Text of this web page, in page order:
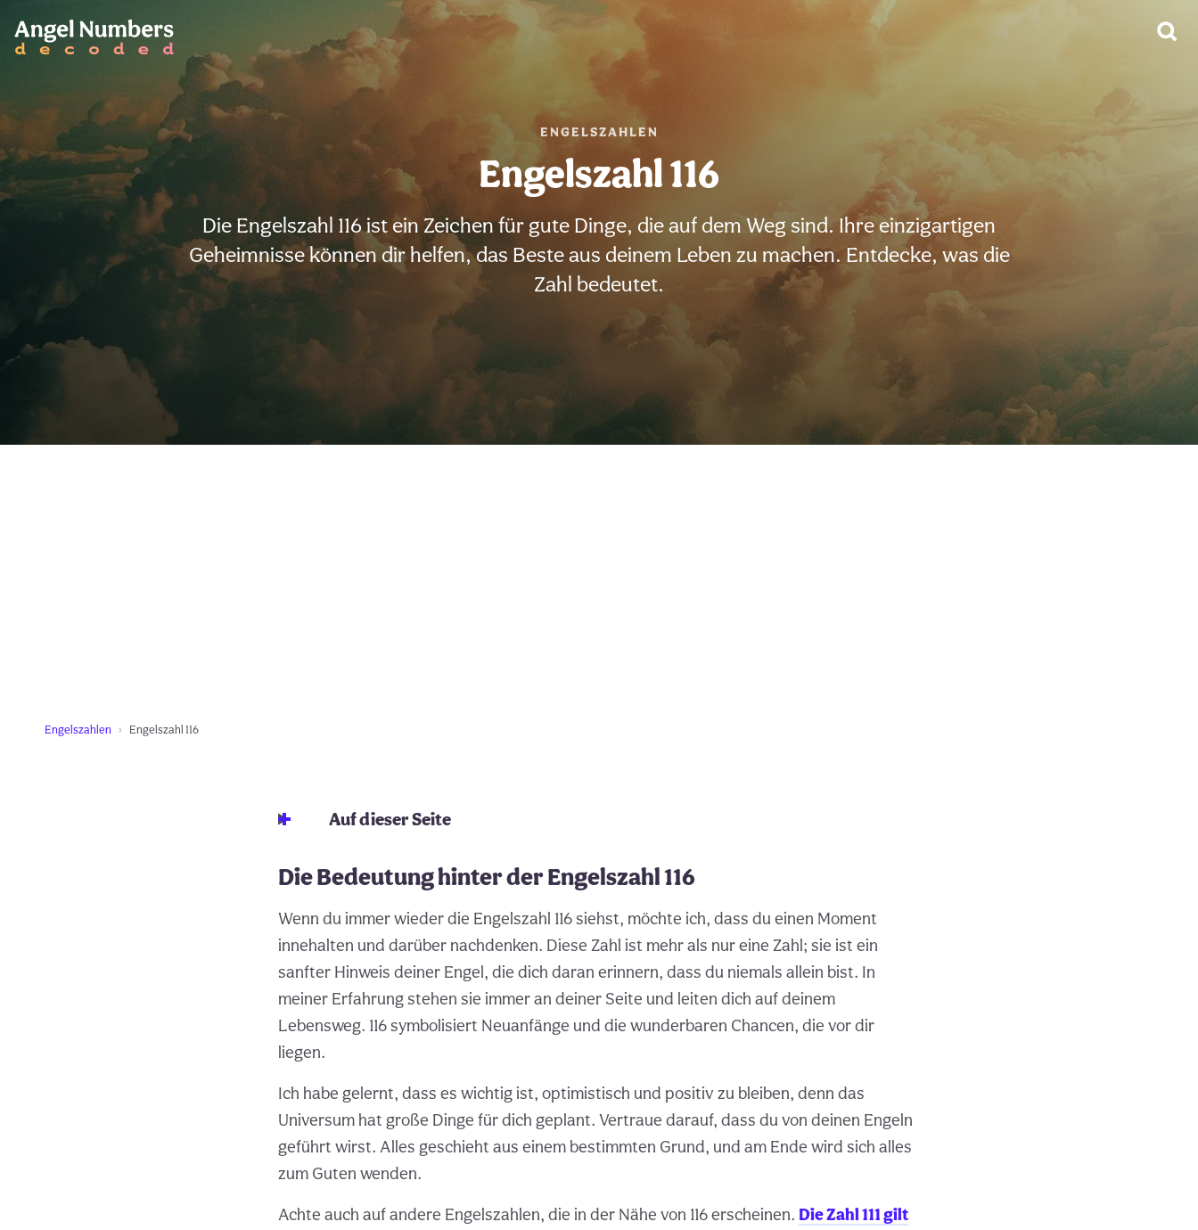
ENGELSZAHLEN
Engelszahl 116
Die Engelszahl 116 ist ein Zeichen für gute Dinge, die auf dem Weg sind. Ihre einzigartigen
Geheimnisse können dir helfen, das Beste aus deinem Leben zu machen. Entdecke, was die
Zahl bedeutet.
Engelszahlen Engelszahl 116
Auf dieser Seite
Die Bedeutung hinter der Engelszahl 116
Wenn du immer wieder die Engelszahl 116 siehst, möchte ich, dass du einen Moment
innehalten und darüber nachdenken. Diese Zahl ist mehr als nur eine Zahl; sie ist ein
sanfter Hinweis deiner Engel, die dich daran erinnern, dass du niemals allein bist. In
meiner Erfahrung stehen sie immer an deiner Seite und leiten dich auf deinem
Lebensweg. 116 symbolisiert Neuanfänge und die wunderbaren Chancen, die vor dir
liegen.
Ich habe gelernt, dass es wichtig ist, optimistisch und positiv zu bleiben, denn das
Universum hat große Dinge für dich geplant. Vertraue darauf, dass du von deinen Engeln
geführt wirst. Alles geschieht aus einem bestimmten Grund, und am Ende wird sich alles
zum Guten wenden.
Achte auch auf andere Engelszahlen, die in der Nähe von 116 erscheinen. Die Zahl 111 gilt